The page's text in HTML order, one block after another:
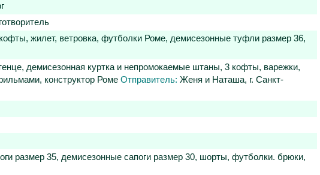
жилет, ветровка, футболки Роме, демисезонные туфли размер 36,
демисезонная куртка и непромокаемые штаны, 3 кофты, варежки,
конструктор Роме Отправитель: Женя и Наташа, г. Санкт-
размер 35, демисезонные сапоги размер 30, шорты, футболки. брюки,